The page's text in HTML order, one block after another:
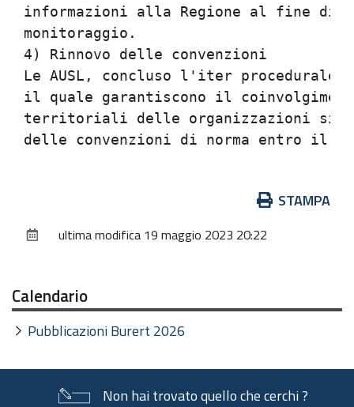
documento
STAMPA
ultima modifica 19 maggio 2023 20:22
Calendario
Pubblicazioni Burert 2026
Non hai trovato quello che cerchi ?